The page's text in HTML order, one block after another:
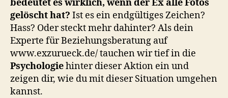
bedeutet es wirklich, wenn der Ex alle Fotos
gelöscht hat? Ist es ein endgültiges Zeichen?
Hass? Oder steckt mehr dahinter? Als dein
Experte für Beziehungsberatung auf
www.exzurueck.de/ tauchen wir tief in die
Psychologiehinter dieser Aktion ein und
zeigen dir, wie du mit dieser Situation umgehen
kannst.